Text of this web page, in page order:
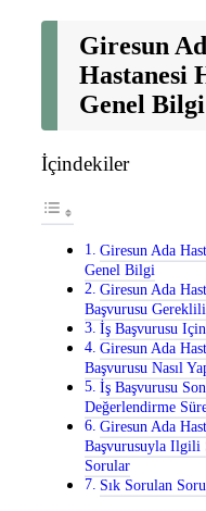
Giresun
Hastanesi
Genel Bilgi
İçindekiler
Giresun Ada
Genel Bilgi
Giresun Ada
Başvurusu
İş Başvurusu
Giresun Ada
Başvurusu Nasıl
İş Başvurusu
Değerlendirme
Giresun Ada
Başvurusuyla Ilgili
Sorular
Sık Sorulan